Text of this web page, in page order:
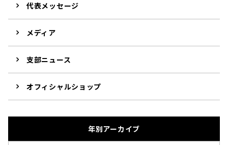
代表メッセージ
メディア
支部ニュース
オフィシャルショップ
年別アーカイブ